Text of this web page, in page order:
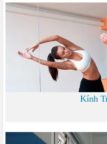
Kính